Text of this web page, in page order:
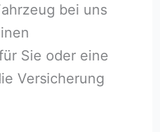
bei uns
Sie oder eine
Versicherung